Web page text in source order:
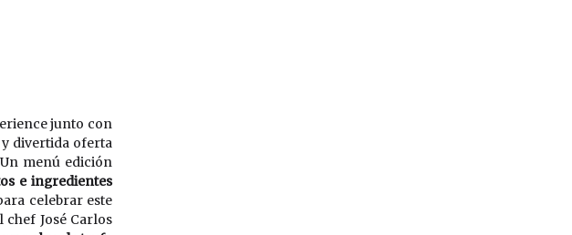
junto con
divertida oferta
menú edición
e ingredientes
celebrar este
José Carlos